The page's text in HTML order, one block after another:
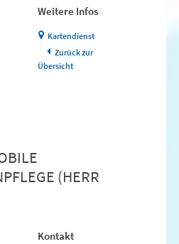
Weitere Infos
Kartendienst
Zurück zur
Übersicht
(HERR
Kontakt